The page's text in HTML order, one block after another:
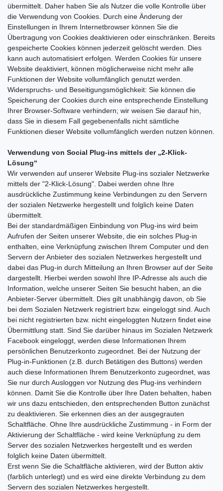
übermittelt. Daher haben Sie als Nutzer die volle Kontrolle über
die Verwendung von Cookies. Durch eine Änderung der
Einstellungen in Ihrem Internetbrowser können Sie die
Übertragung von Cookies deaktivieren oder einschränken. Bereits
gespeicherte Cookies können jederzeit gelöscht werden. Dies
kann auch automatisiert erfolgen. Werden Cookies für unsere
Website deaktiviert, können möglicherweise nicht mehr alle
Funktionen der Website vollumfänglich genutzt werden.
Widerspruchs- und Beseitigungsmöglichkeit: Sie können die
Speicherung der Cookies durch eine entsprechende Einstellung
Ihrer Browser-Software verhindern; wir weisen Sie darauf hin,
dass Sie in diesem Fall gegebenenfalls nicht sämtliche
Funktionen dieser Website vollumfänglich werden nutzen können.
Verwendung von Social Plug-ins mittels der „2-Klick-
Lösung“
Wir verwenden auf unserer Website Plug-ins sozialer Netzwerke
mittels der "2-Klick-Lösung". Dabei werden ohne Ihre
ausdrückliche Zustimmung keine Verbindungen zu den Servern
der sozialen Netzwerke hergestellt und folglich keine Daten
übermittelt.
Bei der standardmäßigen Einbindung von Plug-ins wird beim
Aufrufen der Seiten unserer Website, die ein solches Plug-in
enthalten, eine Verknüpfung zwischen Ihrem Computer und den
Servern der Anbieter des sozialen Netzwerkes hergestellt und
dabei das Plug-in durch Mitteilung an Ihren Browser auf der Seite
dargestellt. Hierbei werden sowohl Ihre IP-Adresse als auch die
Information, welche unserer Seiten Sie besucht haben, an die
Anbieter-Server übermittelt. Dies gilt unabhängig davon, ob Sie
bei dem Sozialen Netzwerk registriert bzw. eingeloggt sind. Auch
bei nicht registrierten bzw. nicht eingeloggten Nutzern findet eine
Übermittlung statt. Sind Sie darüber hinaus im Sozialen Netzwerk
Facebook eingeloggt, werden diese Informationen Ihrem
persönlichen Benutzerkonto zugeordnet. Bei der Nutzung der
Plug-in-Funktionen (z.B. durch Betätigen des Buttons) werden
auch diese Informationen Ihrem Benutzerkonto zugeordnet, was
Sie nur durch Ausloggen vor Nutzung des Plug-ins verhindern
können. Damit Sie die Kontrolle über Ihre Daten behalten, haben
wir uns dazu entschieden, den entsprechenden Button zunächst
zu deaktivieren. Sie erkennen dies an der ausgegrauten
Schaltfläche. Ohne Ihre ausdrückliche Zustimmung - in Form der
Aktivierung der Schaltfläche - wird keine Verknüpfung zu dem
Server des sozialen Netzwerkes hergestellt und es werden
folglich keine Daten übermittelt.
Erst wenn Sie die Schaltfläche aktivieren, wird der Button aktiv
(farblich unterlegt) und es wird eine direkte Verbindung zu dem
Servern des sozialen Netzwerkes hergestellt.